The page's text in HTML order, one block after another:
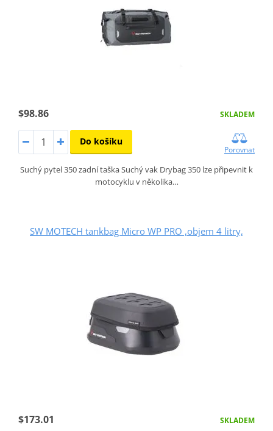
$98.86 SKLADEM
Do košíku
Porovnat
Suchý pytel 350 zadní taška Suchý vak Drybag 350 lze připevnit k
motocyklu v několika…
SW MOTECH tankbag Micro WP PRO ,objem 4 litry,
$173.01 SKLADEM